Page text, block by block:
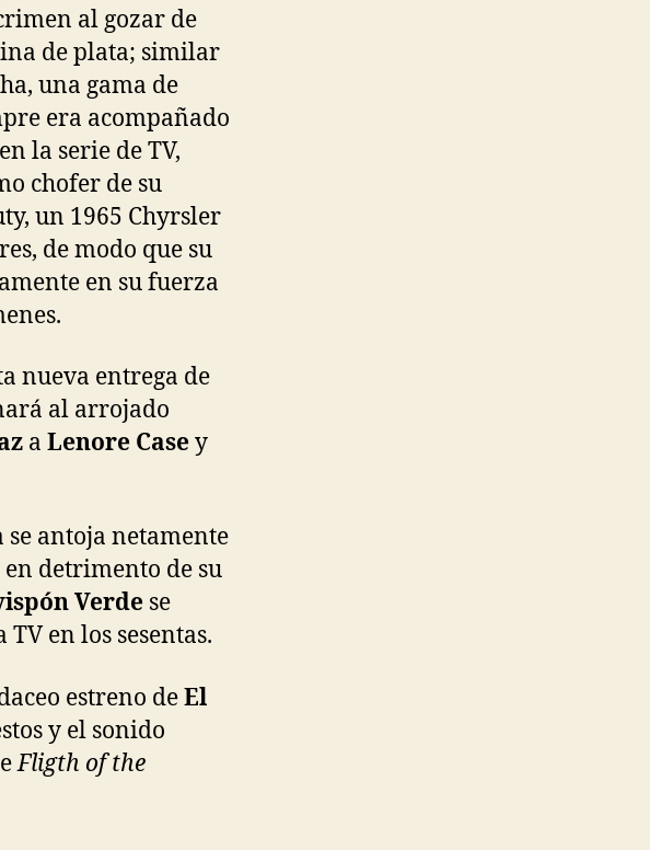
al gozar de
de plata; similar
una gama de
era acompañado
la serie de TV,
chofer de su
un 1965 Chyrsler
de modo que su
en su fuerza
nueva entrega de
al arrojado
a Lenore Casey
antoja netamente
detrimento de su
Verde se
en los sesentas.
estreno deEl
y el sonido
Fligth of the